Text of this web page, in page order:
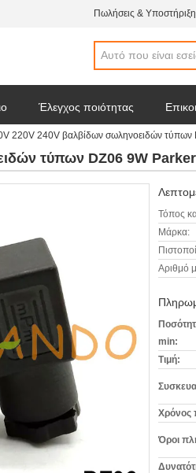
Πωλήσεις &
Έλεγχος ποιότητας
220V 240V βαλβίδων σωληνοειδών
τύπων DZ06 9W Parker
Τόπος
Μάρκα:
Αριθμό
min:
Τιμή:
Χρόνος
Όροι